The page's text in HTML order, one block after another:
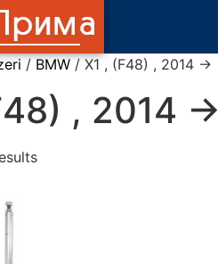
/ BMW / X1 , (F48) , 2014 ->
, 2014 ->